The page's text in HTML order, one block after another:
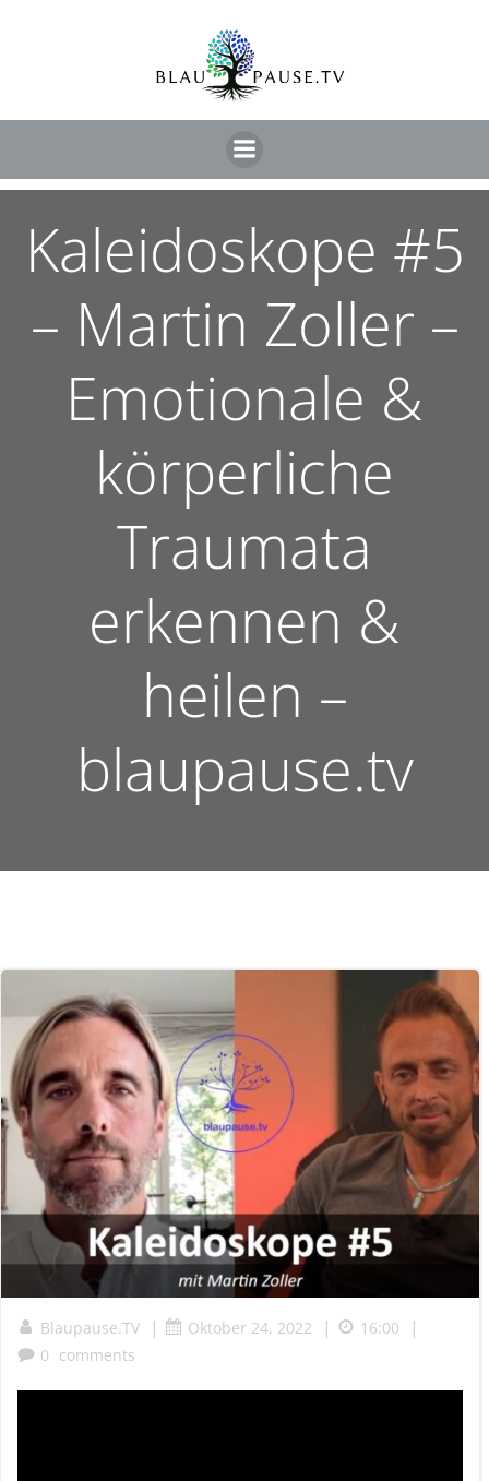
Kaleidoskope #5
– Martin Zoller –
Emotionale &
körperliche
Traumata
erkennen &
heilen –
blaupause.tv
Blaupause.TV | Oktober 24, 2022 | 16:00 |
0 comments